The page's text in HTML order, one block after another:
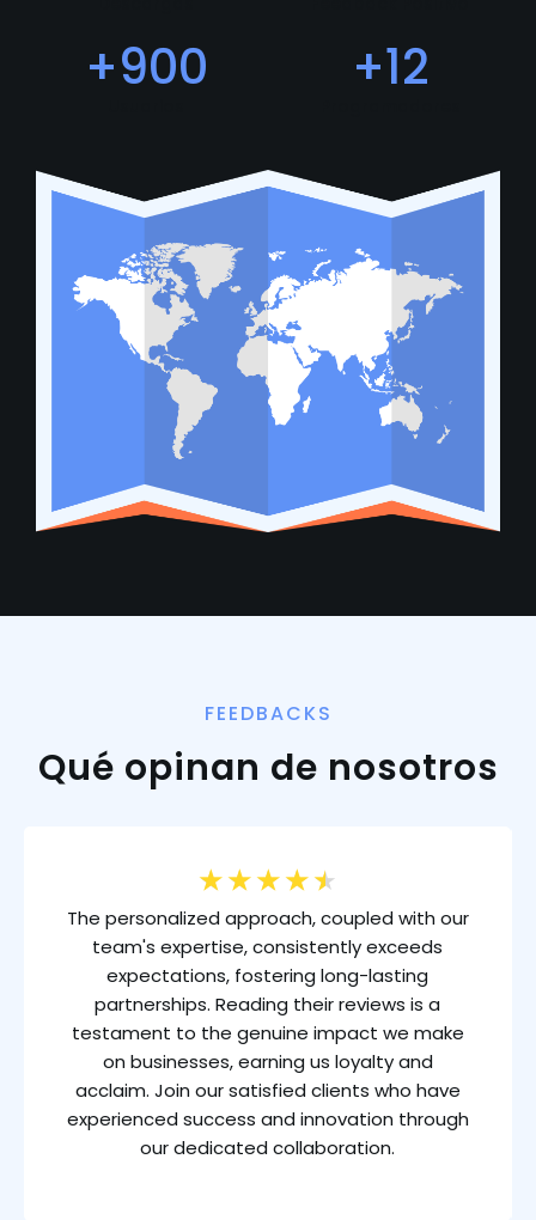
+900 +12
FEEDBACKS
Qué opinan de nosotros
★ ★ ★ ★ ★
The personalized approach, coupled with our
team's expertise, consistently exceeds
expectations, fostering long-lasting
partnerships. Reading their reviews is a
testament to the genuine impact we make
on businesses, earning us loyalty and
acclaim. Join our satisfied clients who have
experienced success and innovation through
our dedicated collaboration.